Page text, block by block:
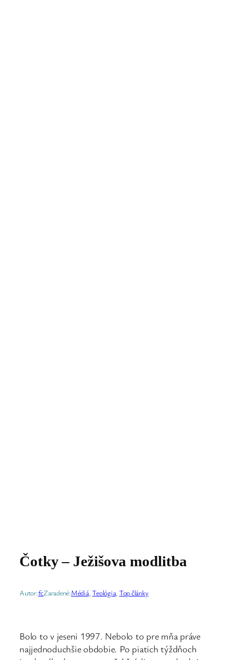
Čotky – Ježišova modlitba
Autor:fcZaradené:Médiá, Teológia, Top články
Bolo to v jeseni 1997. Nebolo to pre mňa práve
najjednoduchšie obdobie. Po piatich týždňoch